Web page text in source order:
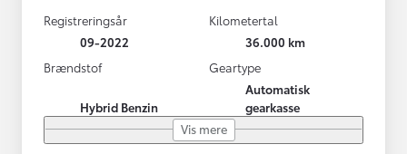
Registreringsår
09-2022
Kilometertal
36.000 km
Brændstof
Hybrid Benzin
Geartype
Automatisk
gearkasse
Vis mere